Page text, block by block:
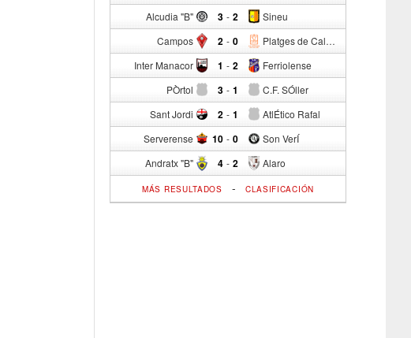
Alcudia "B" 3 - Sineu
2
Campos 2 - Platges de Calvia "B"
0
Inter Manacor 1 - Ferriolense
2
PÒrtol 3 - C.F. SÓller
1
Sant Jordi 2 - AtlÉtico Rafal
1
Serverense 10 - Son VerÍ
0
Andratx "B" 4 - Alaro
2
MÁS RESULTADOS - CLASIFICACIÓN